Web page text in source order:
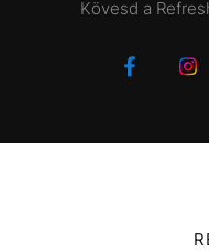
Kövesd a